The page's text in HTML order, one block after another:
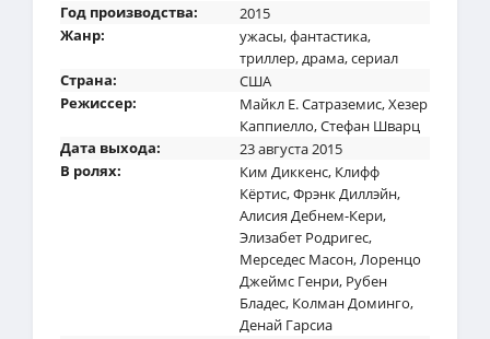
Год производства:
2015
Жанр:
ужасы,фантастика,
триллер,драма,сериал
Страна:
США
Режиссер:
Майкл Е. Сатраземис,Хезер
Каппиелло,Стефан Шварц
Дата выхода:
23 августа 2015
В ролях:
Ким Диккенс, Клифф
Кёртис,Фрэнк Диллэйн,
Алисия Дебнем-Кери,
Элизабет Родригес,
Мерседес Масон,Лоренцо
Джеймс Генри, Рубен
Бладес, Колман Доминго,
Денай Гарсиа